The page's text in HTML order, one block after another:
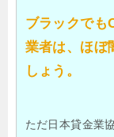
ブラックでも
業者は、ほぼ
しょう。
ただ日本貸金業